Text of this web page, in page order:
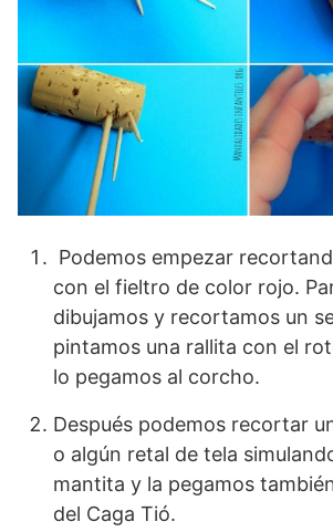
Podemos empezar
con el fieltro de color rojo.
dibujamos y recortamos un
pintamos una rallita con el
lo pegamos al corcho.
Después podemos recortar
o algún retal de tela
mantita y la pegamos
del Caga Tió.